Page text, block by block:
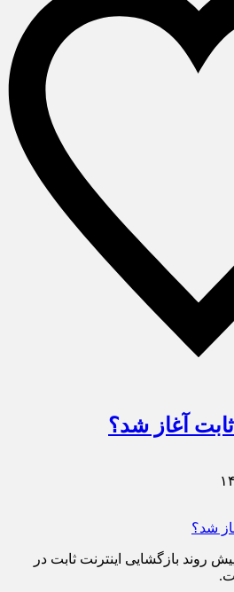
آغاز شد؟
روند بازگشایی اینترنت ثابت در